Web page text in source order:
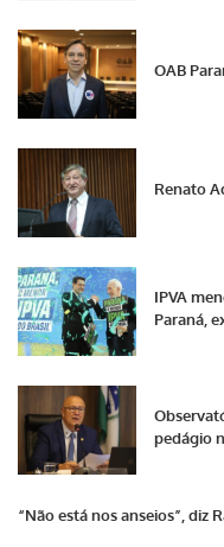
OAB
Renato
IPVA
Paraná,
pedágio
“Não está nos anseios”, diz